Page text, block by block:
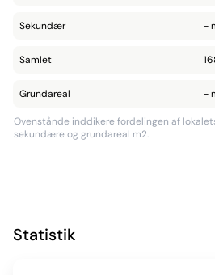
Sekundær -
Samlet
Grundareal -
Ovenstånde inddikere fordelingen af
sekundære og grundareal m2.
Statistik